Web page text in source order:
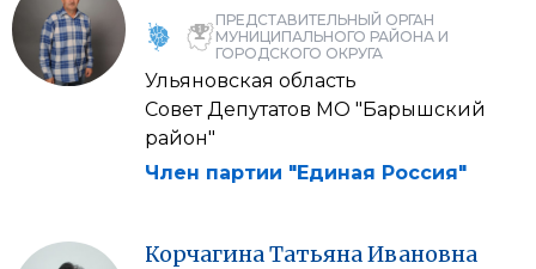
ПРЕДСТАВИТЕЛЬНЫЙ ОРГАН
МУНИЦИПАЛЬНОГО РАЙОНА И
ГОРОДСКОГО ОКРУГА
Ульяновская область
Совет Депутатов МО "Барышский
район"
Член партии "Единая Россия"
КорчагинаТатьянаИвановна